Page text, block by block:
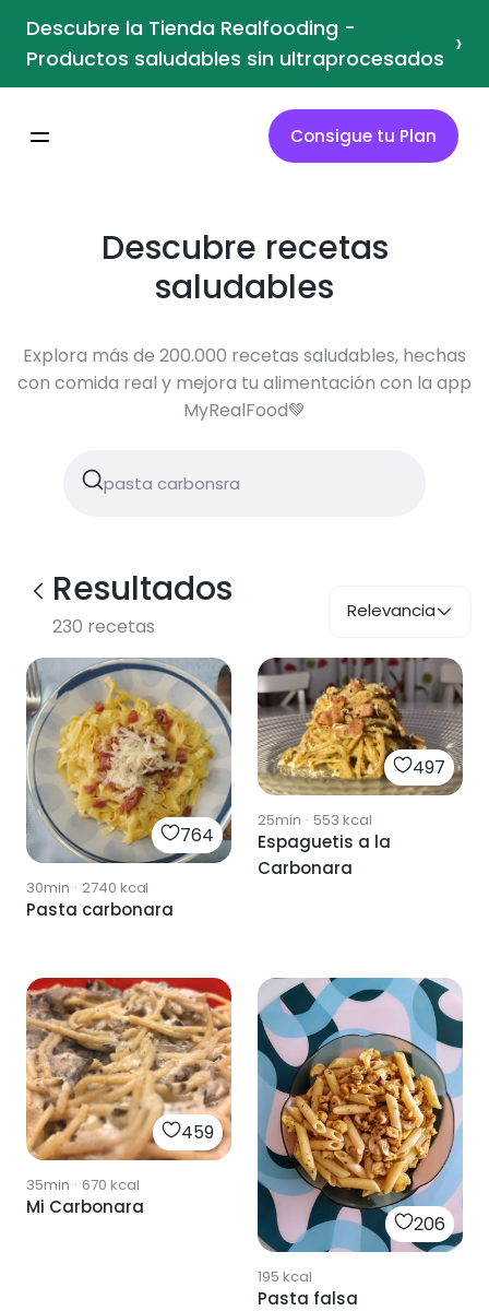
Descubre la Tienda Realfooding -
Productos saludables sin ultraprocesados ›
Consigue tu Plan
Descubre recetas
saludables
Explora más de 200.000 recetas saludables, hechas
con comida real y mejora tu alimentación con la app
MyRealFood💚
Resultados
230 recetas
Relevancia
764
30min · 2740 kcal
Pasta carbonara
497
25min · 553 kcal
Espaguetis a la
Carbonara
459
35min · 670 kcal
Mi Carbonara
206
195 kcal
Pasta falsa